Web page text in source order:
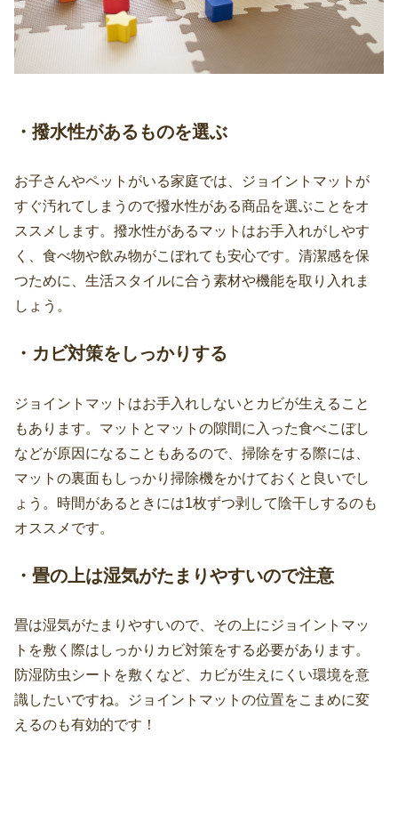
・撥水性があるものを選ぶ
お子さんやペットがいる家庭では、ジョイントマットが
すぐ汚れてしまうので撥水性がある商品を選ぶことをオ
ススメします。撥水性があるマットはお手入れがしやす
く、食べ物や飲み物がこぼれても安心です。清潔感を保
つために、生活スタイルに合う素材や機能を取り入れま
しょう。
・カビ対策をしっかりする
ジョイントマットはお手入れしないとカビが生えること
もあります。マットとマットの隙間に入った食べこぼし
などが原因になることもあるので、掃除をする際には、
マットの裏面もしっかり掃除機をかけておくと良いでし
ょう。時間があるときには1枚ずつ剥して陰干しするのも
オススメです。
・畳の上は湿気がたまりやすいので注意
畳は湿気がたまりやすいので、その上にジョイントマッ
トを敷く際はしっかりカビ対策をする必要があります。
防湿防虫シートを敷くなど、カビが生えにくい環境を意
識したいですね。ジョイントマットの位置をこまめに変
えるのも有効的です！